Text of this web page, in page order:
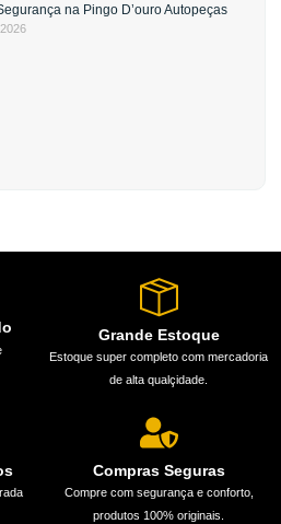
na Pingo D’ouro Autopeças
Grande Estoque
Estoque super completo com mercadoria
de alta qualçidade.
Compras Seguras
Compre com segurança e conforto,
produtos 100% originais.